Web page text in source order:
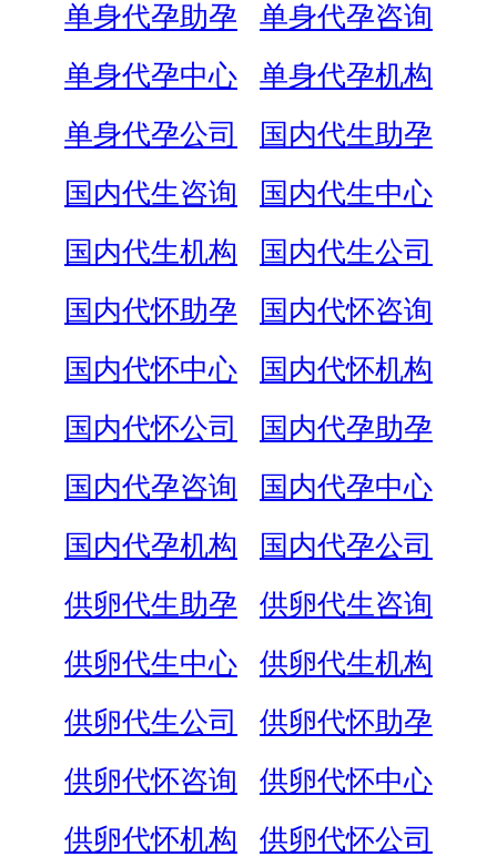
单身代孕助孕
单身代孕咨询
单身代孕中心
单身代孕机构
单身代孕公司
国内代生助孕
国内代生咨询
国内代生中心
国内代生机构
国内代生公司
国内代怀助孕
国内代怀咨询
国内代怀中心
国内代怀机构
国内代怀公司
国内代孕助孕
国内代孕咨询
国内代孕中心
国内代孕机构
国内代孕公司
供卵代生助孕
供卵代生咨询
供卵代生中心
供卵代生机构
供卵代生公司
供卵代怀助孕
供卵代怀咨询
供卵代怀中心
供卵代怀机构
供卵代怀公司